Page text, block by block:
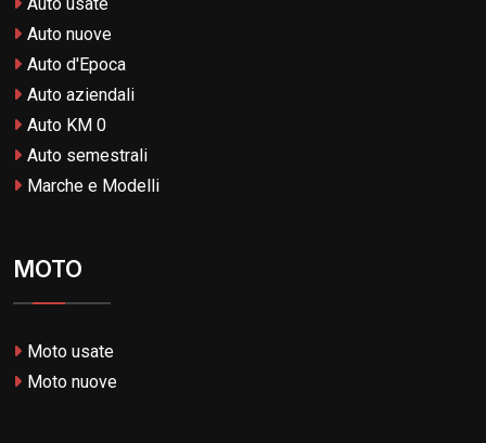
Auto nuove
Auto d'Epoca
Auto aziendali
Auto KM 0
Auto semestrali
Marche e Modelli
MOTO
Moto usate
Moto nuove